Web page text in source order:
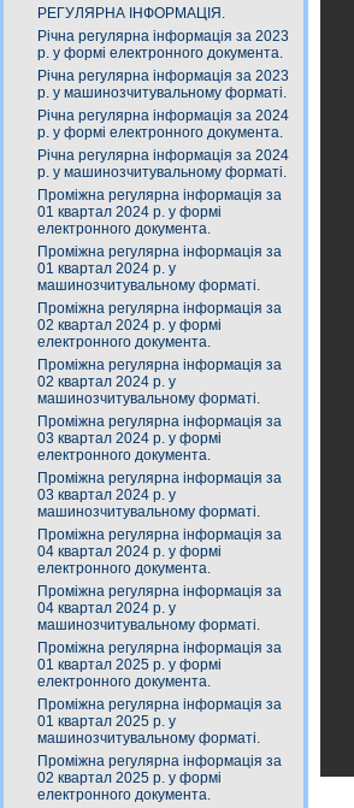
РЕГУЛЯРНА ІНФОРМАЦІЯ.
Річна регулярна інформація за 2023
р. у формі електронного документа.
Річна регулярна інформація за 2023
р. у машинозчитувальному форматі.
Річна регулярна інформація за 2024
р. у формі електронного документа.
Річна регулярна інформація за 2024
р. у машинозчитувальному форматі.
Проміжна регулярна інформація за
01 квартал 2024 р. у формі
електронного документа.
Проміжна регулярна інформація за
01 квартал 2024 р. у
машинозчитувальному форматі.
Проміжна регулярна інформація за
02 квартал 2024 р. у формі
електронного документа.
Проміжна регулярна інформація за
02 квартал 2024 р. у
машинозчитувальному форматі.
Проміжна регулярна інформація за
03 квартал 2024 р. у формі
електронного документа.
Проміжна регулярна інформація за
03 квартал 2024 р. у
машинозчитувальному форматі.
Проміжна регулярна інформація за
04 квартал 2024 р. у формі
електронного документа.
Проміжна регулярна інформація за
04 квартал 2024 р. у
машинозчитувальному форматі.
Проміжна регулярна інформація за
01 квартал 2025 р. у формі
електронного документа.
Проміжна регулярна інформація за
01 квартал 2025 р. у
машинозчитувальному форматі.
Проміжна регулярна інформація за
02 квартал 2025 р. у формі
електронного документа.